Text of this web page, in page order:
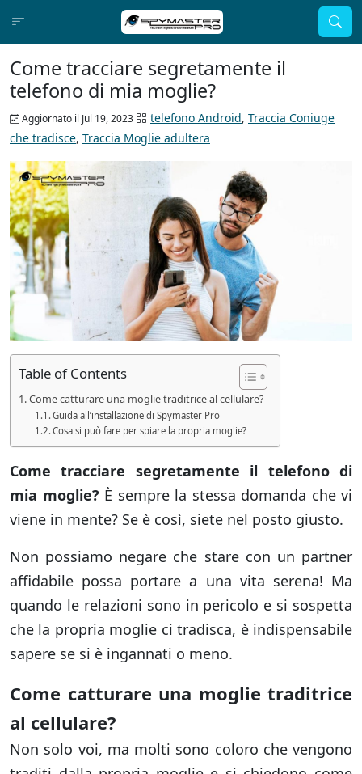
Come tracciare segretamente il
telefono di mia moglie?
Aggiornato il Jul 19, 2023 telefono Android, Traccia Coniuge
che tradisce, Traccia Moglie adultera
Table of Contents
Come catturare una moglie traditrice al cellulare?
Guida all’installazione di Spymaster Pro
Cosa si può fare per spiare la propria moglie?
Come tracciare segretamente il telefono di
mia moglie? È sempre la stessa domanda che vi
viene in mente? Se è così, siete nel posto giusto.
Non possiamo negare che stare con un partner
affidabile possa portare a una vita serena! Ma
quando le relazioni sono in pericolo e si sospetta
che la propria moglie ci tradisca, è indispensabile
sapere se si è ingannati o meno.
Come catturare una moglie traditrice
al cellulare?
Non solo voi, ma molti sono coloro che vengono